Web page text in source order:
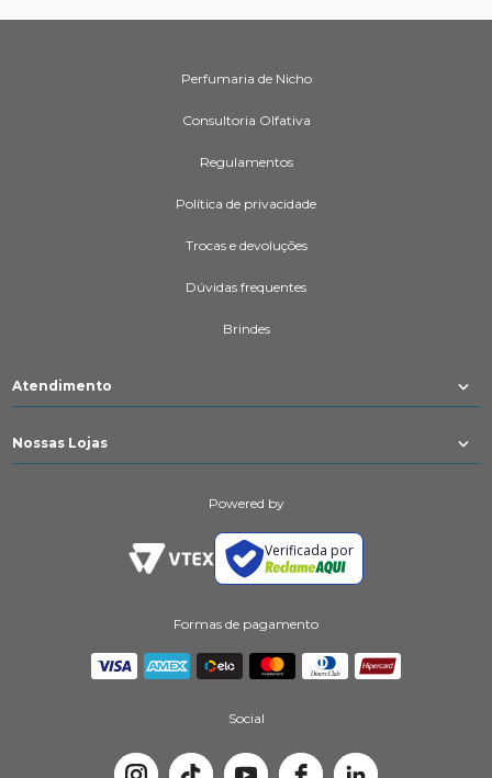
Perfumaria de Nicho
Consultoria Olfativa
Regulamentos
Política de privacidade
Trocas e devoluções
Dúvidas frequentes
Brindes
Atendimento
Nossas Lojas
Powered by
Verificada por
Formas de pagamento
Social